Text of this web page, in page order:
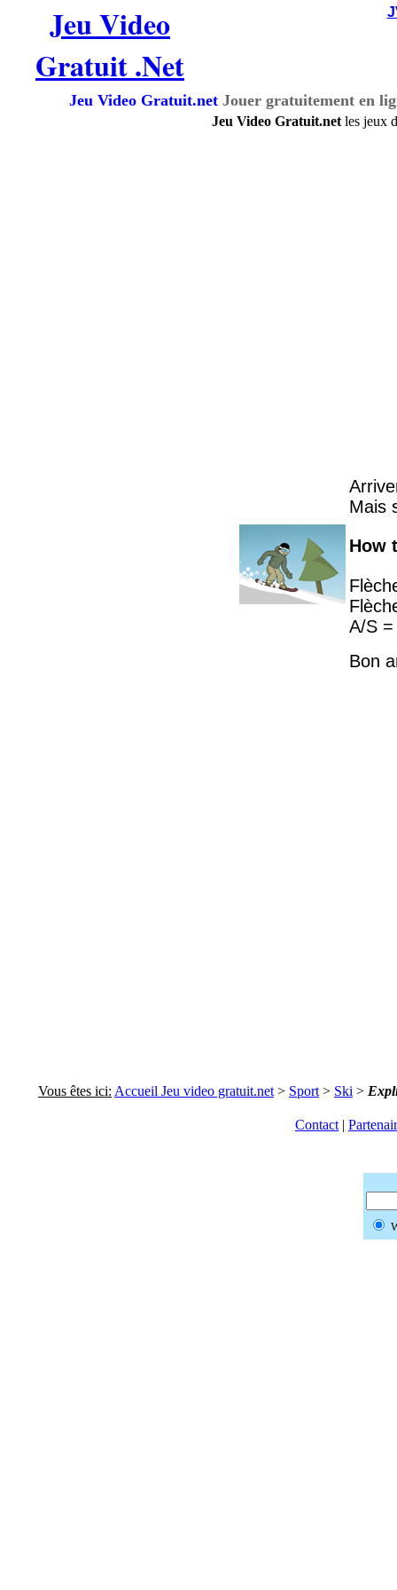
Jeu Video
Gratuit .Net
Jeu Video Gratuit.net Jouer gratuitement en
Jeu Video Gratuit.net les jeux
Mais
How
A/S
Bon
Vous êtes ici: Accueil Jeu video gratuit.net > Sport > Ski >
Contact |